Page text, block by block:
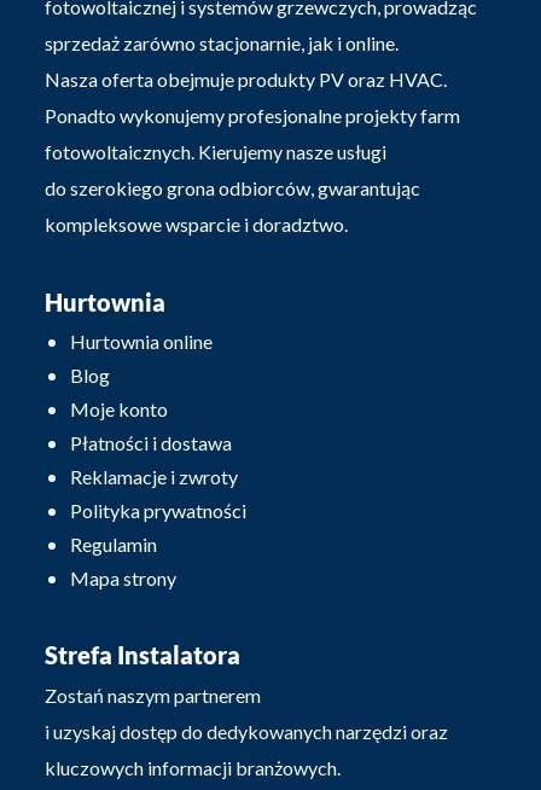
fotowoltaicznej i systemów grzewczych, prowadząc
sprzedaż zarówno stacjonarnie, jak i online.
Nasza oferta obejmuje produkty PV oraz HVAC.
Ponadto wykonujemy profesjonalne projekty farm
fotowoltaicznych. Kierujemy nasze usługi
do szerokiego grona odbiorców, gwarantując
kompleksowe wsparcie i doradztwo.
Hurtownia
Hurtownia online
Blog
Moje konto
Płatności i dostawa
Reklamacje i zwroty
Polityka prywatności
Regulamin
Mapa strony
Strefa Instalatora
Zostań naszym partnerem
i uzyskaj dostęp do dedykowanych narzędzi oraz
kluczowych informacji branżowych.